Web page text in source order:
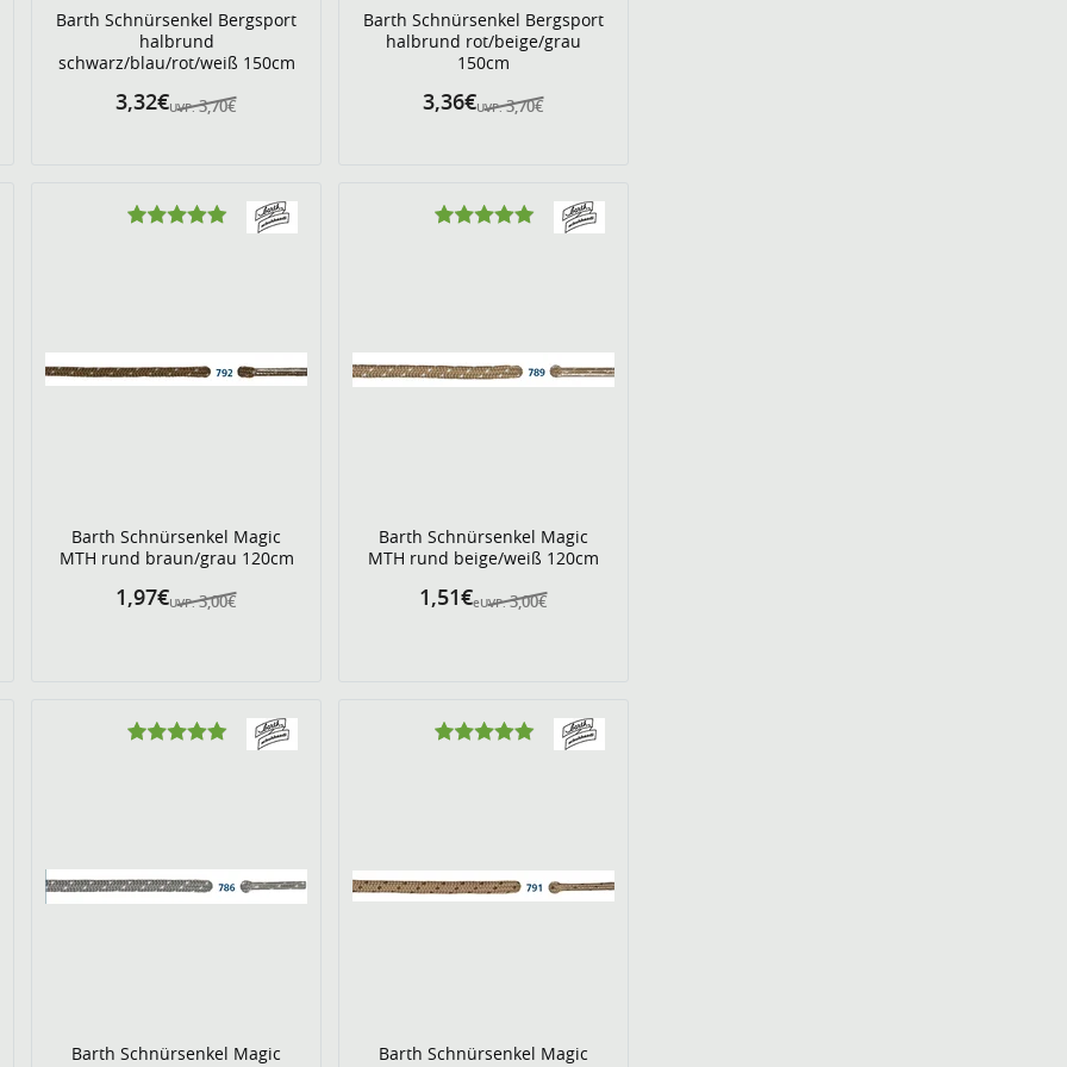
Barth Schnürsenkel Bergsport
halbrund
schwarz/blau/rot/weiß 150cm
UVP: 3,70€
3,32€
Barth Schnürsenkel Bergsport
halbrund rot/beige/grau
150cm
UVP: 3,70€
3,36€
Barth Schnürsenkel Magic
MTH rund braun/grau 120cm
UVP: 3,00€
1,97€
Barth Schnürsenkel Magic
MTH rund beige/weiß 120cm
eUVP: 3,00€
1,51€
Barth Schnürsenkel Magic
Barth Schnürsenkel Magic